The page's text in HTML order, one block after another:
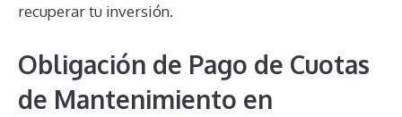
recuperar tu inversión.
Obligación de Pago de Cuotas
de Mantenimiento en